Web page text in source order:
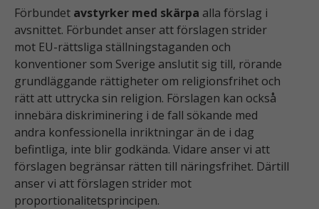
Förbundet avstyrker med skärpa alla förslag i
avsnittet. Förbundet anser att förslagen strider
mot EU-rättsliga ställningstaganden och
konventioner som Sverige anslutit sig till, rörande
grundläggande rättigheter om religionsfrihet och
rätt att uttrycka sin religion. Förslagen kan också
innebära diskriminering i de fall sökande med
andra konfessionella inriktningar än de i dag
befintliga, inte blir godkända. Vidare anser vi att
förslagen begränsar rätten till näringsfrihet. Därtill
anser vi att förslagen strider mot
proportionalitetsprincipen.